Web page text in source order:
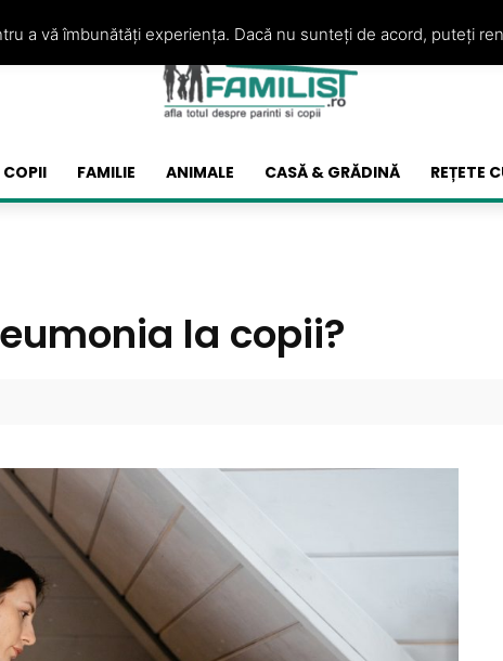
COPII FAMILIE ANIMALE CASĂ & GRĂDINĂ REȚETE
la copii?
a vă îmbunătăți experiența. Dacă nu sunteți de acord, puteți